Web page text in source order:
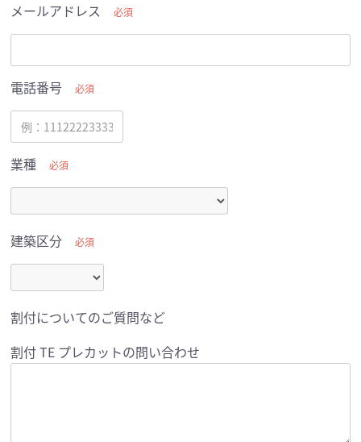
メールアドレス 必須
電話番号 必須
業種 必須
建築区分 必須
割付についてのご質問など
割付 TE プレカットの問い合わせ